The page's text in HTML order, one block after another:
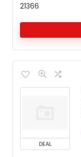
21366
DEAL